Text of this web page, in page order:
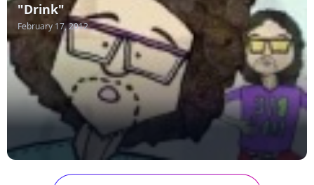
"Drink"
February 17, 2012